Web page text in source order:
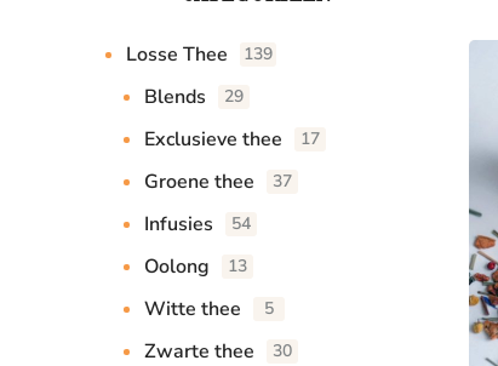
Losse Thee 139
Blends 29
Exclusieve thee 17
Groene thee 37
Infusies 54
Oolong 13
Witte thee 5
Zwarte thee 30